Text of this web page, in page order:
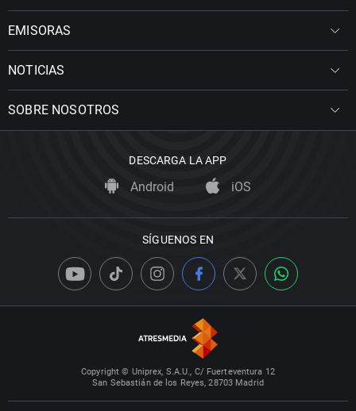
EMISORAS
NOTICIAS
SOBRE NOSOTROS
DESCARGA LA APP
Android iOS
SÍGUENOS EN
Copyright © Uniprex, S.A.U., C/ Fuerteventura 12
San Sebastián de los Reyes, 28703 Madrid